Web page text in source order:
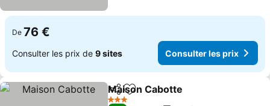
De 76 €
Consulter les prix de 9 sites Consulter les prix
PartagerAjouter à mes favoris
Maison Cabotte
3 Étoiles